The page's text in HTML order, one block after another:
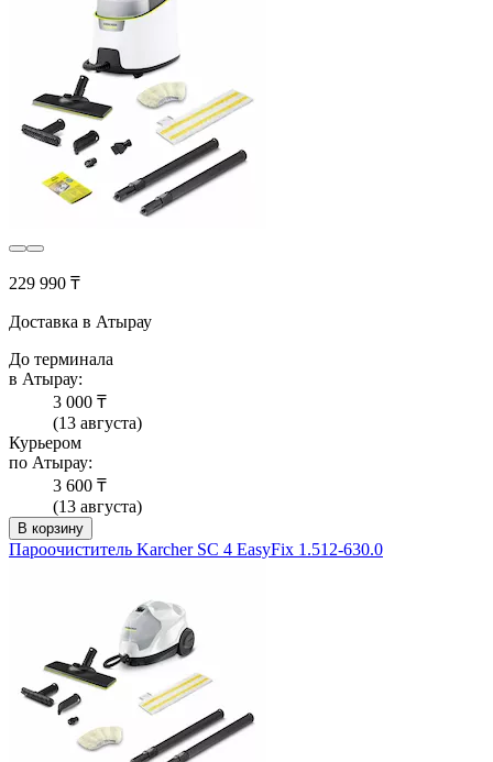
229 990 ₸
Доставка в Атырау
До терминала
в Атырау:
3 000 ₸
(13 августа)
Курьером
по Атырау:
3 600 ₸
(13 августа)
В корзину
Пароочиститель Karcher SC 4 EasyFix 1.512-630.0